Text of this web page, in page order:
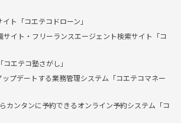
ト「コエテコドローン」
イト・フリーランスエージェント検索サイト「コ
エテコ塾さがし」
プデートする業務管理システム「コエテコマネー
カンタンに予約できるオンライン予約システム「コ